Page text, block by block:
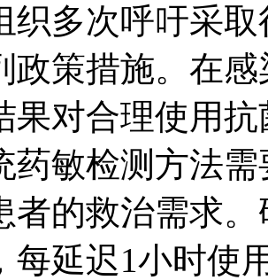
织多次呼吁采
政策措施。在
果对合理使用
药敏检测方法
者的救治需求
每延迟1小时使